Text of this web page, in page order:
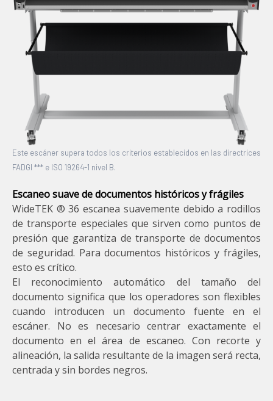
Este escáner supera todos los criterios establecidos en las directrices
FADGI *** e ISO 19264-1 nivel B.
Escaneo suave de documentos históricos y frágiles
WideTEK ® 36 escanea suavemente debido a rodillos
de transporte especiales que sirven como puntos de
presión que garantiza de transporte de documentos
de seguridad. Para documentos históricos y frágiles,
esto es crítico.
El reconocimiento automático del tamaño del
documento significa que los operadores son flexibles
cuando introducen un documento fuente en el
escáner. No es necesario centrar exactamente el
documento en el área de escaneo. Con recorte y
alineación, la salida resultante de la imagen será recta,
centrada y sin bordes negros.